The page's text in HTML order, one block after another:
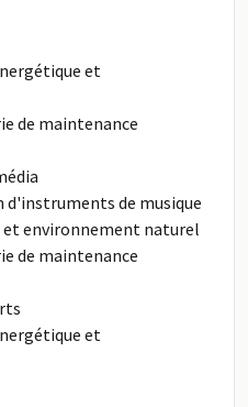
et
de maintenance
de musique
environnement naturel
de maintenance
et